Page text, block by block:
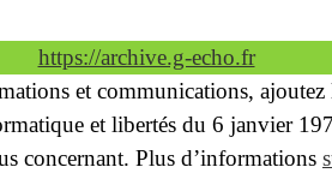
https://archive.g-echo.fr
et communications,
et libertés du 6 janvier
concernant. Plus d’informations